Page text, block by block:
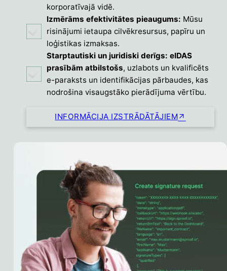
korporatīvajā vidē.
Izmērāms efektivitātes pieaugums: Mūsu
risinājumi ietaupa cilvēkresursus, papīru un
loģistikas izmaksas.
Starptautiski un juridiski derīgs: eIDAS
prasībām atbilstošs, uzlabots un kvalificēts
e-paraksts un identifikācijas pārbaudes, kas
nodrošina visaugstāko pierādījuma vērtību.
INFORMĀCIJA IZSTRĀDĀTĀJIEM